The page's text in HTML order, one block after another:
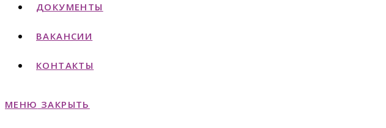
ДОКУМЕНТЫ
ВАКАНСИИ
КОНТАКТЫ
МЕНЮ ЗАКРЫТЬ